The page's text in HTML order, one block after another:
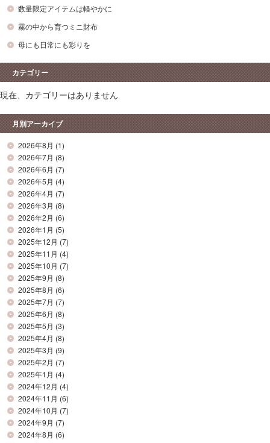
数量限定アイテムは軽やかに
霧の中から育つミニ財布
母にも日常にも彩りを
カテゴリー
現在、カテゴリーはありません
月別アーカイブ
2026年8月 (1)
2026年7月 (8)
2026年6月 (7)
2026年5月 (4)
2026年4月 (7)
2026年3月 (8)
2026年2月 (6)
2026年1月 (5)
2025年12月 (7)
2025年11月 (4)
2025年10月 (7)
2025年9月 (8)
2025年8月 (6)
2025年7月 (7)
2025年6月 (8)
2025年5月 (3)
2025年4月 (8)
2025年3月 (9)
2025年2月 (7)
2025年1月 (4)
2024年12月 (4)
2024年11月 (6)
2024年10月 (7)
2024年9月 (7)
2024年8月 (6)